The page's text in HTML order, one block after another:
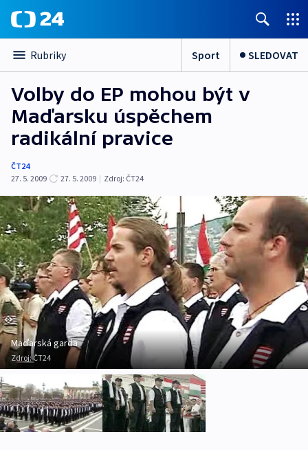
Rubriky Sport SLEDOVAT
Volby do EP mohou být v
Maďarsku úspěchem
radikální pravice
ČT24
27. 5. 2009
27. 5. 2009 | Zdroj: ČT24
Maďarská garda
Zdroj:ČT24